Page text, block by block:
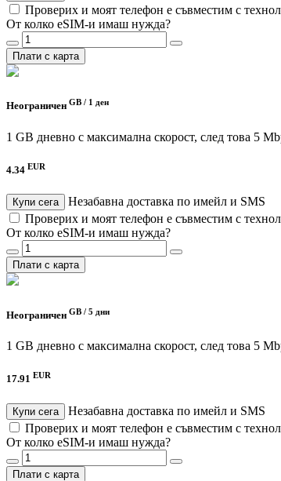
Проверих и моят телефон е съвместим с
От колко eSIM-и имаш нужда?
Плати с карта
Неограничен GB / 1 ден
1 GB дневно с максимална скорост, след това 5
4.34 EUR
Купи сега
Незабавна доставка по имейл и SMS
Проверих и моят телефон е съвместим с
От колко eSIM-и имаш нужда?
Плати с карта
Неограничен GB / 5 дни
1 GB дневно с максимална скорост, след това 5
17.91 EUR
Купи сега
Незабавна доставка по имейл и SMS
Проверих и моят телефон е съвместим с
От колко eSIM-и имаш нужда?
Плати с карта